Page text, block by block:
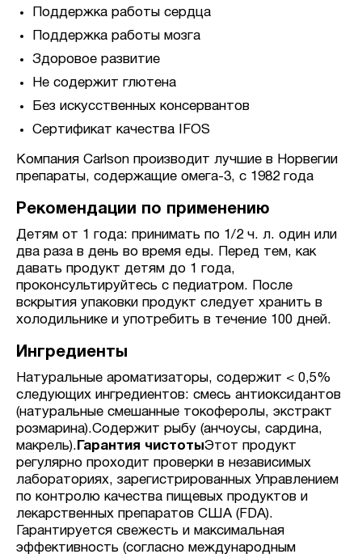
Поддержка работы сердца
Поддержка работы мозга
Здоровое развитие
Не содержит глютена
Без искусственных консервантов
Сертификат качества IFOS
Компания Carlson производит лучшие в Норвегии
препараты, содержащие омега-3, с 1982 года
Рекомендации по применению
Детям от 1 года: принимать по 1/2 ч. л. один или
два раза в день во время еды. Перед тем, как
давать продукт детям до 1 года,
проконсультируйтесь с педиатром. После
вскрытия упаковки продукт следует хранить в
холодильнике и употребить в течение 100 дней.
Ингредиенты
Натуральные ароматизаторы, содержит < 0,5%
следующих ингредиентов: смесь антиоксидантов
(натуральные смешанные токоферолы, экстракт
розмарина).Содержит рыбу (анчоусы, сардина,
макрель). Гарантия чистотыЭтот продукт
регулярно проходит проверки в независимых
лабораториях, зарегистрированных Управлением
по контролю качества пищевых продуктов и
лекарственных препаратов США (FDA).
Гарантируется свежесть и максимальная
эффективность (согласно международным